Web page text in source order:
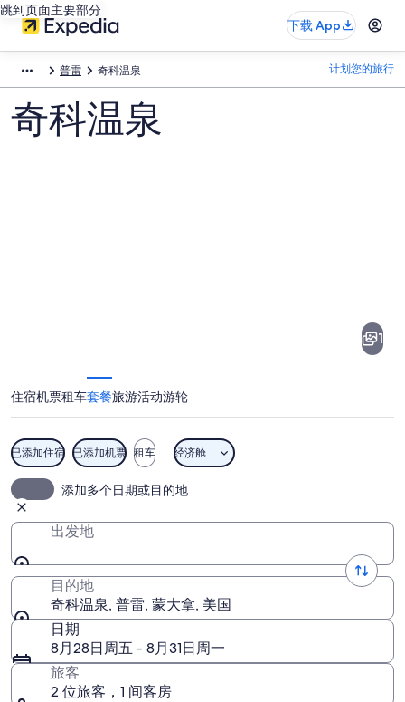
跳到页面主要部分
下载 App
普雷 奇科温泉 计划您的旅行
奇科温泉
图
片
1
住宿机票租车套餐旅游活动游轮
已添加住宿 已添加机票 租车 经济舱
添加多个日期或目的地
出发地
目的地
奇科温泉, 普雷, 蒙大拿, 美国
日期
8月28日周五 - 8月31日周一
旅客
2 位旅客，1 间客房